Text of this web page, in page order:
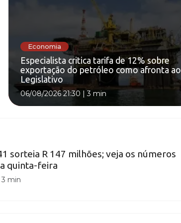
Economia
Especialista critica tarifa de 12% sobre
exportação do petróleo como afronta ao
Legislativo
06/08/2026 21:30 |3 min
sorteia R 147 milhões; veja os números
quinta-feira
3 min